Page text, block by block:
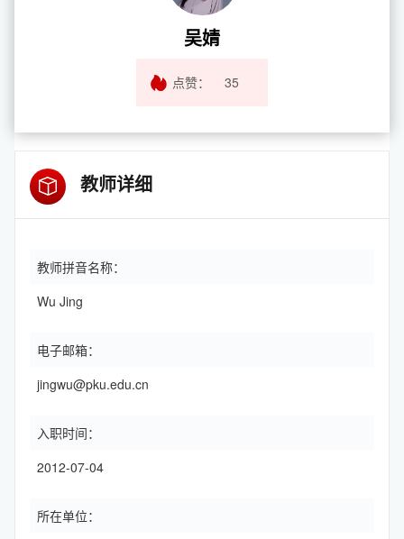
吴婧
点赞： 35
教师详细
教师拼音名称：
Wu Jing
电子邮箱：
jingwu@pku.edu.cn
入职时间：
2012-07-04
所在单位：